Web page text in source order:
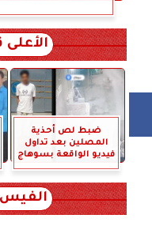
الأعلى
ضبط لص أحذية
المصلين بعد تداول
فيديو الواقعة بسوهاج